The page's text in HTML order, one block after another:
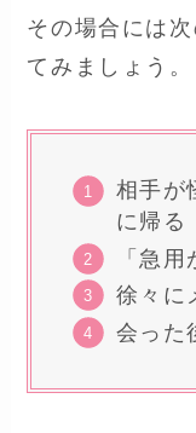
その場合には
てみましょう。
相手が
に帰る
「急
徐々に
会った